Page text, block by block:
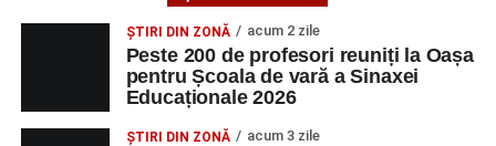
spectatorii au răsplătit prestațiile cu aplauze îndelungate.
ȘTIRI DIN ZONĂ acum 2 zile
Peste 200 de profesori reuniți la Oașa
pentru Școala de vară a Sinaxei
Educaționale 2026
ȘTIRI DIN ZONĂ acum 3 zile